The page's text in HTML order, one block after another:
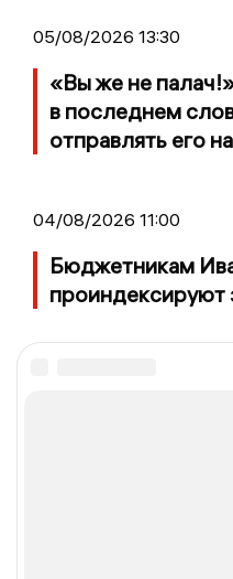
05/08/2026 13:30
«Вы же не
в последнем
отправлять его
04/08/2026 11:00
Бюджетникам
проиндексируют